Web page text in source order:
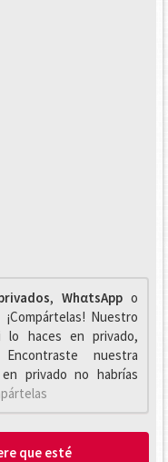
, WhαtsAppo
Nuestro
lo haces en privado,
nuestra
privado no habrías
que esté